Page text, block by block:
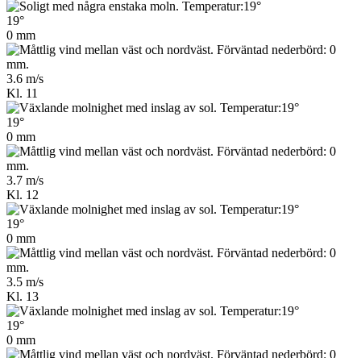
19°
0 mm
3.6 m/s
Kl. 11
19°
0 mm
3.7 m/s
Kl. 12
19°
0 mm
3.5 m/s
Kl. 13
19°
0 mm